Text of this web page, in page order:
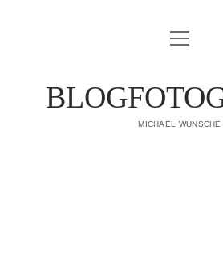
IMPRESSUM
Menü
öffnen
MICHAEL WÜNSCHE